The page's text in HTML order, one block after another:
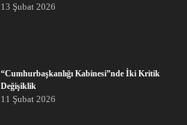
13 Şubat 2026
“Cumhurbaşkanlığı Kabinesi”nde İki Kritik
Değişiklik
11 Şubat 2026